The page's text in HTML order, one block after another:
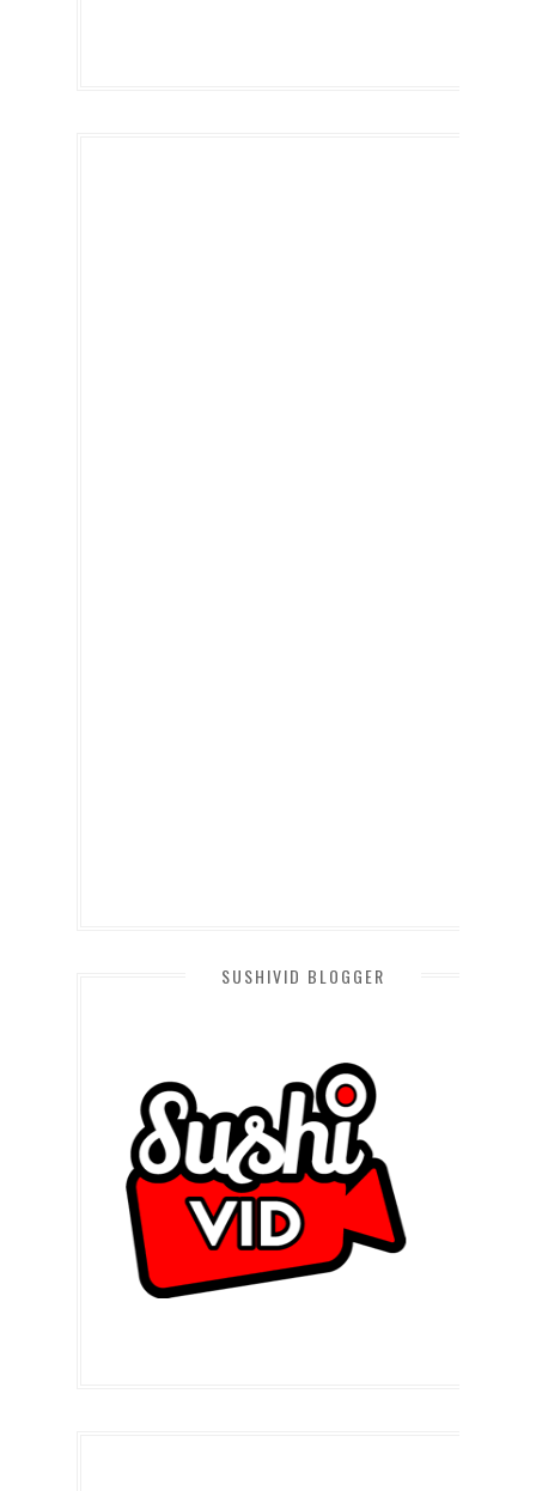
SUSHIVID BLOGGER